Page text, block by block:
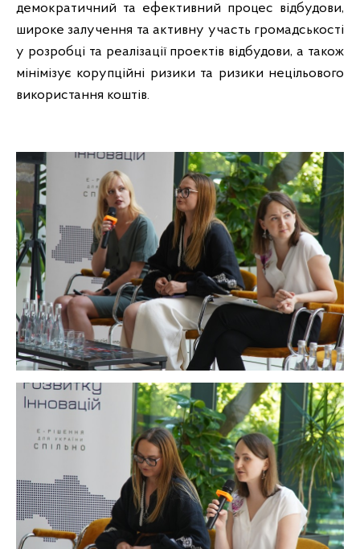
демократичний та ефективний процес відбудови,
широке залучення та активну участь громадськості
у розробці та реалізації проектів відбудови, а також
мінімізує корупційні ризики та ризики нецільового
використання коштів.